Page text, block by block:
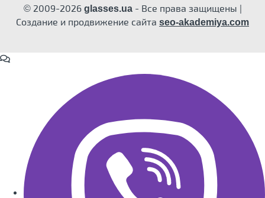
© 2009-2026glasses.ua- Все права защищены |
Создание и продвижение сайта seo-akademiya.com